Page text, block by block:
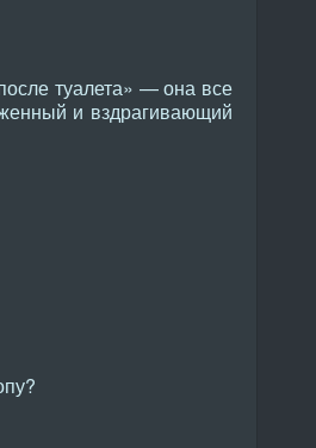
туалета» — она все
и вздрагивающий